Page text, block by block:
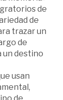
de
de
trazar un
de
un destino
usan